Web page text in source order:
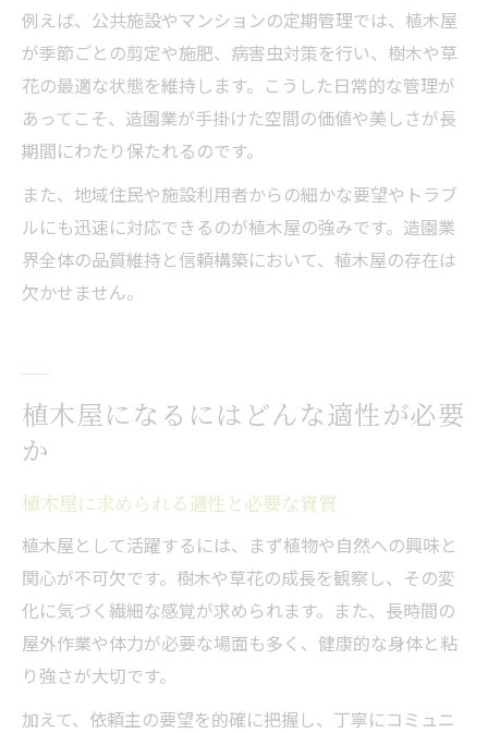
例えば、公共施設やマンションの定期管理では、植木屋
が季節ごとの剪定や施肥、病害虫対策を行い、樹木や草
花の最適な状態を維持します。こうした日常的な管理が
あってこそ、造園業が手掛けた空間の価値や美しさが長
期間にわたり保たれるのです。
また、地域住民や施設利用者からの細かな要望やトラブ
ルにも迅速に対応できるのが植木屋の強みです。造園業
界全体の品質維持と信頼構築において、植木屋の存在は
欠かせません。
植木屋になるにはどんな適性が必要
か
植木屋に求められる適性と必要な資質
植木屋として活躍するには、まず植物や自然への興味と
関心が不可欠です。樹木や草花の成長を観察し、その変
化に気づく繊細な感覚が求められます。また、長時間の
屋外作業や体力が必要な場面も多く、健康的な身体と粘
り強さが大切です。
加えて、依頼主の要望を的確に把握し、丁寧にコミュニ